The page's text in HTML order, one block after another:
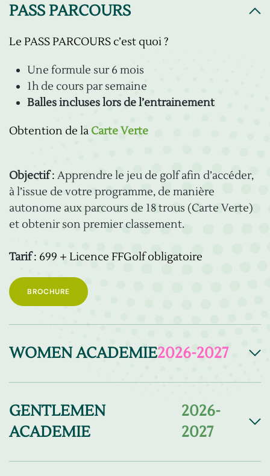
PASS PARCOURS
Le PASS PARCOURS c’est quoi ?
Une formule sur 6 mois
1h de cours par semaine
Balles incluses lors de l’entrainement
Obtention de la Carte Verte
Objectif: Apprendre le jeu de golf afin d’accéder,
à l’issue de votre programme, de manière
autonome aux parcours de 18 trous (Carte Verte)
et obtenir son premier classement.
Tarif: 699 + Licence FFGolf obligatoire
BROCHURE
WOMEN ACADEMIE2026-2027
GENTLEMEN
ACADEMIE
2026-
2027